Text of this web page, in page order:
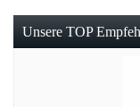
Unsere TOP